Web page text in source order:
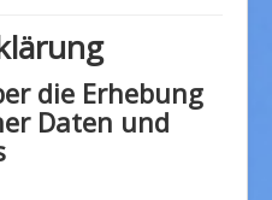
die Erhebung
Daten und